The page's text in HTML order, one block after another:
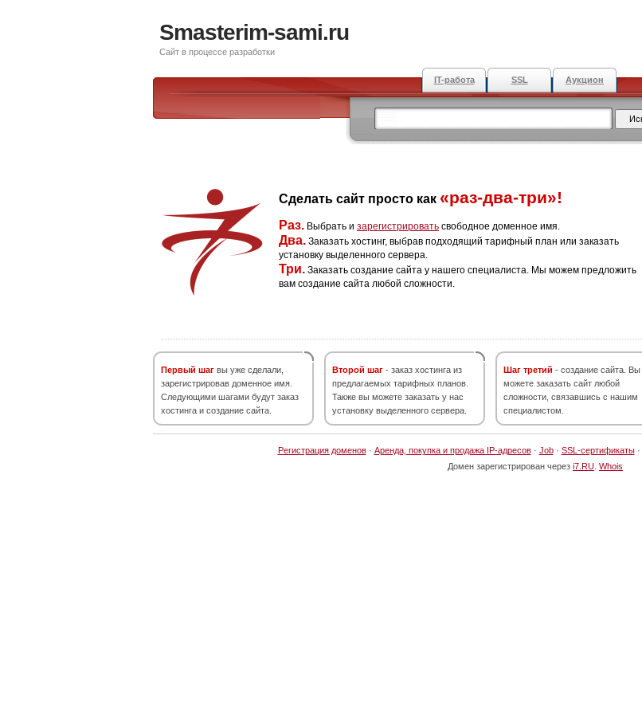
Smasterim-sami.ru
Сайт в процессе разработки
IT-работа SSL Аукцион
Сделать сайт просто как «раз-два-три»!
Раз. Выбрать и зарегистрировать свободное доменное имя.
Два. Заказать хостинг, выбрав подходящий тарифный план или заказать
установку выделенного сервера.
Три. Заказать создание сайта у нашего специалиста. Мы можем предложить
вам создание сайта любой сложности.
Первый шаг вы уже сделали,
зарегистрировав доменное имя.
Следующими шагами будут заказ
хостинга и создание сайта.
Второй шаг - заказ хостинга из
предлагаемых тарифных планов.
Также вы можете заказать у нас
установку выделенного сервера.
Шаг третий - создание сайта. Вы
можете заказать сайт любой
сложности, связавшись с нашим
специалистом.
Регистрация доменов· Аренда, покупка и продажа IP-адресов· Job· SSL-сертификаты·
Домен зарегистрирован через i7.RU Whois